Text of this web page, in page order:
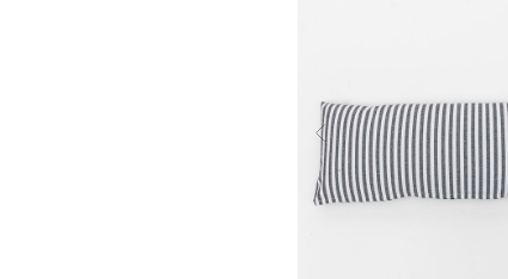
Previous